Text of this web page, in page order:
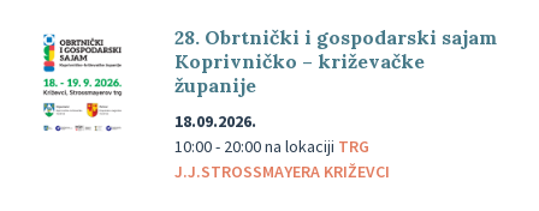
28. Obrtnički i gospodarski sajam
Koprivničko – križevačke
županije
18.09.2026.
10:00 - 20:00na lokaciji TRG
J.J.STROSSMAYERA KRIŽEVCI